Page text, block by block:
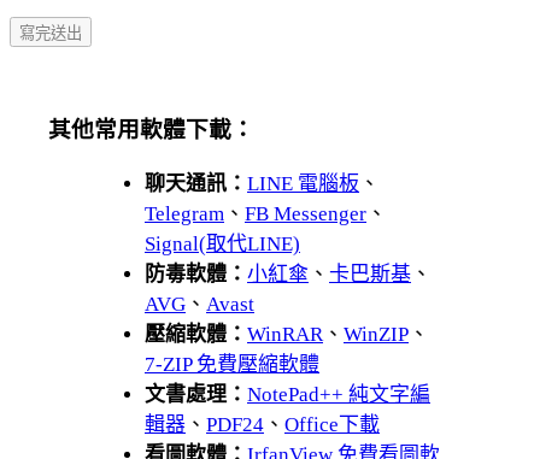
其他常用軟體下載：
聊天通訊： LINE 電腦板 、
Telegram 、 FB Messenger 、
Signal(取代LINE)
防毒軟體： 小紅傘 、 卡巴斯基 、
AVG 、 Avast
壓縮軟體： WinRAR、 WinZIP 、
7-ZIP 免費壓縮軟體
文書處理： NotePad++ 純文字編
輯器 、 PDF24 、 Office下載